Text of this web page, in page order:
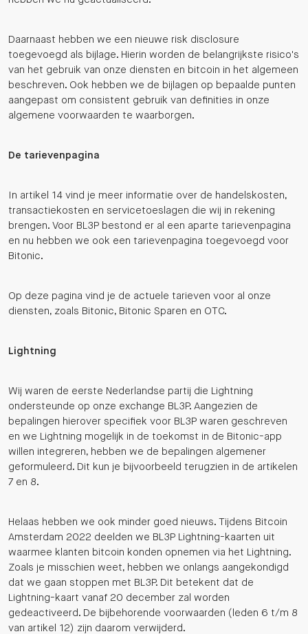
Daarnaast hebben we een nieuwe risk disclosure
toegevoegd als bijlage. Hierin worden de belangrijkste risico's
van het gebruik van onze diensten en bitcoin in het algemeen
beschreven. Ook hebben we de bijlagen op bepaalde punten
aangepast om consistent gebruik van definities in onze
algemene voorwaarden te waarborgen.
De tarievenpagina
In artikel 14 vind je meer informatie over de handelskosten,
transactiekosten en servicetoeslagen die wij in rekening
brengen. Voor BL3P bestond er al een aparte tarievenpagina
en nu hebben we ook een tarievenpagina toegevoegd voor
Bitonic.
Op deze pagina vind je de actuele tarieven voor al onze
diensten, zoals Bitonic, Bitonic Sparen en OTC.
Lightning
Wij waren de eerste Nederlandse partij die Lightning
ondersteunde op onze exchange BL3P. Aangezien de
bepalingen hierover specifiek voor BL3P waren geschreven
en we Lightning mogelijk in de toekomst in de Bitonic-app
willen integreren, hebben we de bepalingen algemener
geformuleerd. Dit kun je bijvoorbeeld terugzien in de artikelen
7 en 8.
Helaas hebben we ook minder goed nieuws. Tijdens Bitcoin
Amsterdam 2022 deelden we BL3P Lightning-kaarten uit
waarmee klanten bitcoin konden opnemen via het Lightning.
Zoals je misschien weet, hebben we onlangs aangekondigd
dat we gaan stoppen met BL3P. Dit betekent dat de
Lightning-kaart vanaf 20 december zal worden
gedeactiveerd. De bijbehorende voorwaarden (leden 6 t/m 8
van artikel 12) zijn daarom verwijderd.